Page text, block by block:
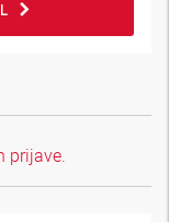
prijave.